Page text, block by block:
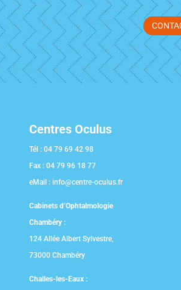
Centres Oculus
Tél :04 79 69 42 98
Fax :04 79 96 18 77
eMail :info@centre-oculus.fr
Cabinets d’Ophtalmologie
Chambéry :
124 Allée Albert Sylvestre,
73000 Chambéry
Challes-les-Eaux :